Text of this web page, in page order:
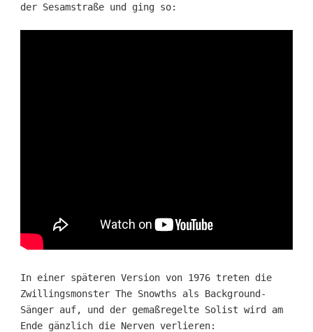
der Sesamstraße und ging so:
In einer späteren Version von 1976 treten die
Zwillingsmonster The Snowths als Background-
Sänger auf, und der gemaßregelte Solist wird am
Ende gänzlich die Nerven verlieren: